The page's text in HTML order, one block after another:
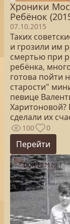
Хроники
Ребёнок
07.10.2015
Таких
и грозили им
смертью при
ребёнка,
готова пойти
старости"
певице
сделали их
100 0
Перейти